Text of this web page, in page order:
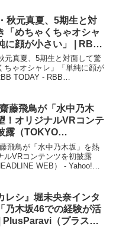
秋元真夏、5期生と対
「めちゃくちゃオシャ
に顔が小さい」 | RBB
RBB TODAY
元真夏、5期生と対面して驚
ちゃオシャレ」「単純に顔が
TODAY - RBB
レ」「単純に顔が小さい...
藤飛鳥が「水中乃木
！オリジナルVRコンテ
露（TOKYO
WEB） – Yahoo!ニュ
ニュース
飛鳥が「水中乃木坂」を熱
ルVRコンテンツを初披露
WEB） - Yahoo!ニ
ジ...
レシ』堀未央奈インタ
乃木坂46での経験が活
PlusParavi（プラスパ